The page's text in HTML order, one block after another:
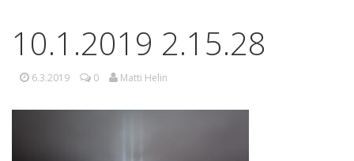
10.1.2019 2.15.28
6.3.2019 0 Matti Helin